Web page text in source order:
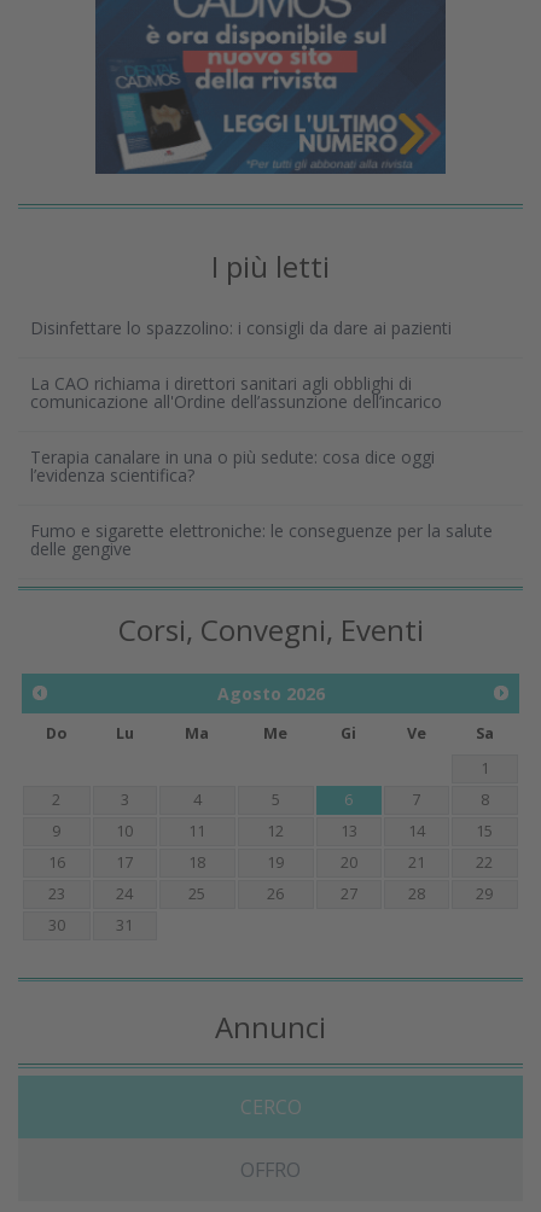
I più letti
Disinfettare lo spazzolino: i consigli da dare ai pazienti
La CAO richiama i direttori sanitari agli obblighi di
comunicazione all'Ordine dell’assunzione dell’incarico
Terapia canalare in una o più sedute: cosa dice oggi
l’evidenza scientifica?
Fumo e sigarette elettroniche: le conseguenze per la salute
delle gengive
Corsi, Convegni, Eventi
Agosto 2026
Do Lu Ma Me Gi Ve
Sa
1
2
3 4 5 6 7
8
9
10 11 12 13 14
15
16
17 18 19 20 21
22
23
24 25 26 27 28
29
30
31
Annunci
CERCO
OFFRO